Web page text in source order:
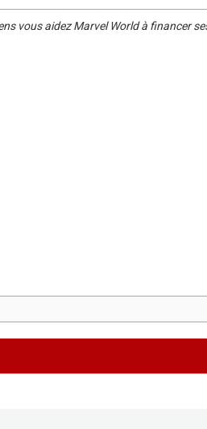
vous aidez Marvel World à financer